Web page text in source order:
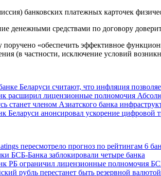
банковских платежных карточек
денежными средствами по договору
«обеспечить эффективное
(в частности, исключение условий
Беларуси считают, что инфляция
расширил лицензионные полномочия
станет членом Азиатского банка
Беларуси анонсировал ускорение цифровой
пересмотрело прогноз по рейтингам 6
БСБ-Банка заблокировали четыре банка
РБ ограничил лицензионные полномочия
рубль перестанет быть резервной